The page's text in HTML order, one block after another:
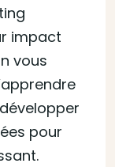
impact
vous
pour